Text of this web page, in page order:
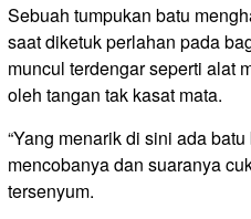
Sebuah tumpukan batu
saat diketuk perlahan pada
muncul terdengar seperti alat
oleh tangan tak kasat mata.
“Yang menarik di sini ada
mencobanya dan suaranya
tersenyum.